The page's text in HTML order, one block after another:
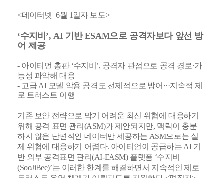
<데이터넷 6월 1일자 보도>
‘수지비’, AI 기반 ESAM으로 공격자보다 앞선 방
어 제공
- 아이티언 총판 ‘수지비’, 공격자 관점으로 공격 경로·가
능성 파악해 대응
- 고급 AI 모델 악용 공격도 선제적으로 방어···지속적 제
로 트러스트 이행
기존 보안 전략으로 막기 어려운 최신 위협에 대응하기
위해 공격 표면 관리(ASM)가 제안되지만, 맥락이 충분
하지 않은 단편적인 데이터만 제공하는 ASM으로는 실
제 위협에 대응하기 어렵다. 아이티언이 공급하는 AI 기
반 외부 공격표면 관리(AI-EASM) 플랫폼 ‘수지비
(SooJiBee)’는 이러한 한계를 해결하면서 지속적인 제로